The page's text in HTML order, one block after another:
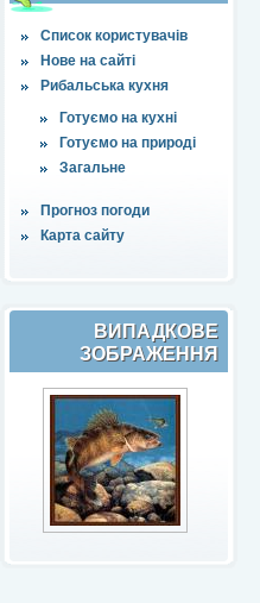
Список користувачів
Нове на сайті
Рибальська кухня
Готуємо на кухні
Готуємо на природі
Загальне
Прогноз погоди
Карта сайту
ВИПАДКОВЕ
ЗОБРАЖЕННЯ